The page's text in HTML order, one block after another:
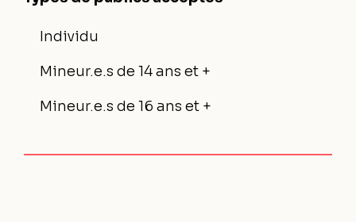
Individu
Mineur.e.s de 14 ans et +
Mineur.e.s de 16 ans et +